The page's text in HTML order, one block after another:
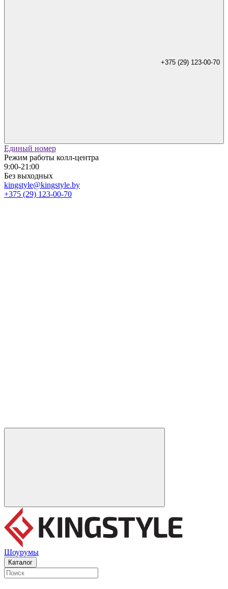
+375 (29) 123-00-70
Единый номер
Режим работы колл-центра
9:00-21:00
Без выходных
kingstyle@kingstyle.by
+375 (29) 123-00-70
Шоурумы
Каталог